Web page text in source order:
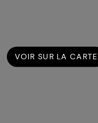
VOIR SUR LA CARTE